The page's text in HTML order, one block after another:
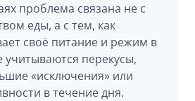
проблема связана не с
еды, а с тем, как
своё питание и режим в
учитываются перекусы,
«исключения» или
в течение дня.